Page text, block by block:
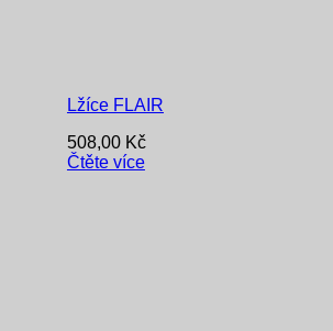
Lžíce FLAIR
508,00 Kč
Čtěte více